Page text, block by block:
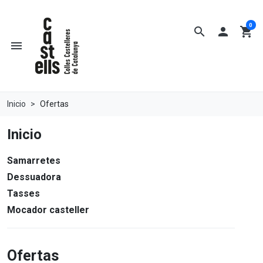
search
menu
 shopping_cart
0
Inicio Ofertas
Inicio
Samarretes
Dessuadora
Tasses
Mocador casteller
Ofertas